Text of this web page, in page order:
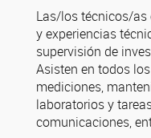
Las/los técnicos/
y experiencias
supervisión de
Asisten en todos
mediciones,
laboratorios y
comunicaciones,